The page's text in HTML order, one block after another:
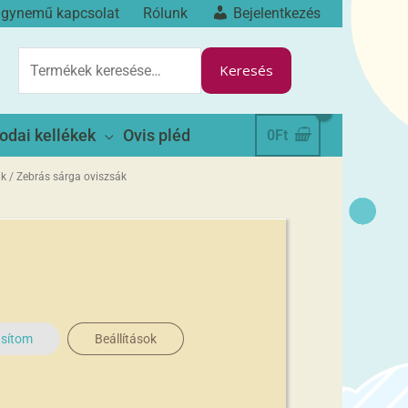
kapcsolat Rólunk
Bejelentkezés
Keresés
kellékek Ovis pléd 0Ft
/ Zebrás sárga oviszsák
Beállítások